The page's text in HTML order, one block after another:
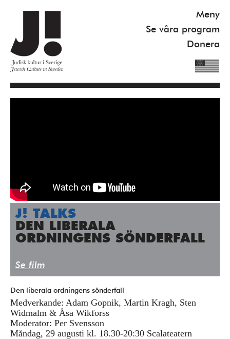
Meny
Se våra program
Donera
Gilel Storch Award
Pod
Våra böcker
Press/Media
Deltagare
Integritetspolicy
Donera
J! TALKS
DEN LIBERALA
ORDNINGENS SÖNDERFALL
Se film
Den liberala ordningens sönderfall
Medverkande: Adam Gopnik, Martin Kragh, Sten
Widmalm & Åsa Wikforss
Moderator: Per Svensson
Måndag, 29 augusti kl. 18.30-20:30 Scalateatern